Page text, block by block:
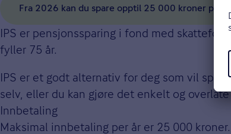
Fra 2026 kan du spare opptil 25 000 kroner per
IPS er pensjonssparing i fond med
fyller 75 år.
IPS er et godt alternativ for deg som vil
selv, eller du kan gjøre det enkelt og
Innbetaling
Maksimal innbetaling per år er 25 000